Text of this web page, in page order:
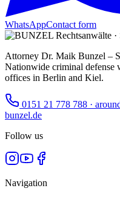
WhatsAppContact form
Attorney Dr. Maik Bunzel –
Nationwide criminal defense
offices in Berlin and Kiel.
0151 21 778 788 ·
bunzel.de
Follow us
Navigation